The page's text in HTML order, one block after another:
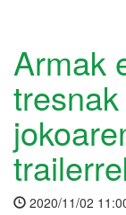
Armak
2020/11/02